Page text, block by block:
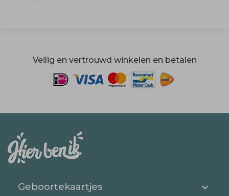
Veilig en vertrouwd winkelen en betalen
Geboortekaartjes